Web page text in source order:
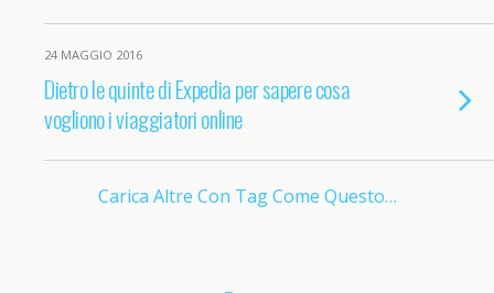
24 MAGGIO 2016
Dietro le quinte di Expedia per sapere cosa
vogliono i viaggiatori online
Carica Altre Con Tag Come Questo…